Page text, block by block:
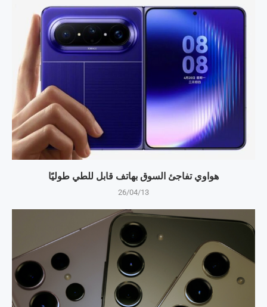
هواوي تفاجئ السوق بهاتف قابل للطي طوليًا
26/04/13